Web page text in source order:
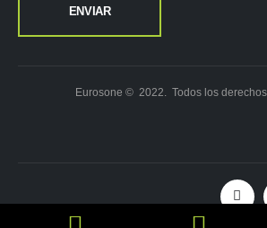
Eurosone © 2022. Todos los